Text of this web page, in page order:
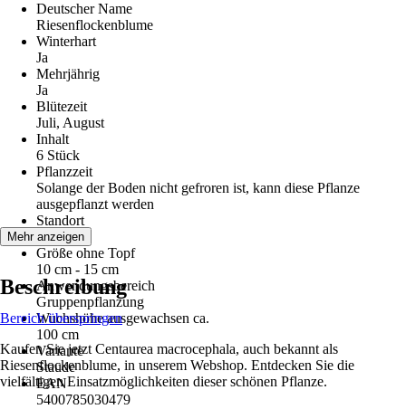
Deutscher Name
Riesenflockenblume
Winterhart
Ja
Mehrjährig
Ja
Blütezeit
Juli, August
Inhalt
6 Stück
Pflanzzeit
Solange der Boden nicht gefroren ist, kann diese Pflanze
ausgepflanzt werden
Standort
Sonne
Größe ohne Topf
10 cm - 15 cm
Anwendungsbereich
Gruppenpflanzung
Wuchshöhe ausgewachsen ca.
100 cm
Variante
Staude
EAN
5400785030479
Mehr anzeigen
Beschreibung
Bereich überspringen
Kaufen Sie jetzt Centaurea macrocephala, auch bekannt als
Riesenflockenblume, in unserem Webshop. Entdecken Sie die
vielfältigen Einsatzmöglichkeiten dieser schönen Pflanze.